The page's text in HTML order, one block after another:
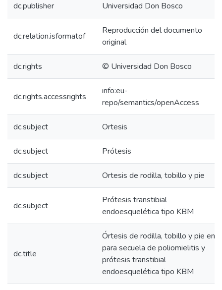
dc.publisher Universidad Don Bosco
dc.relation.isformatof
Reproducción del documento
original
dc.rights © Universidad Don Bosco
dc.rights.accessrights
info:eu-
repo/semantics/openAccess
dc.subject Ortesis
dc.subject Prótesis
dc.subject Ortesis de rodilla, tobillo y pie
dc.subject
Prótesis transtibial
endoesquelética tipo KBM
dc.title
Órtesis de rodilla, tobillo y pie en
para secuela de poliomielitis y
prótesis transtibial
endoesquelética tipo KBM